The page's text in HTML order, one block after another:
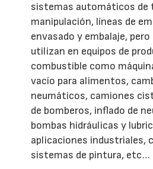
sistemas automáticos de
manipulación, líneas de
envasado y embalaje,
utilizan en equipos de
combustible como
vacío para alimentos,
neumáticos, camiones
de bomberos, inflado de
bombas hidráulicas y
aplicaciones industriales,
sistemas de pintura, etc…